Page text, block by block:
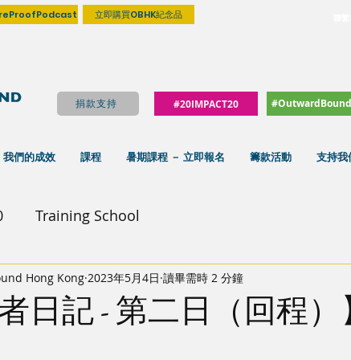
立即購買OBHK紀念品
捐款支持 #20IMPACT20
我們的成效 課程 暑期課程 － 立即報名 籌款活動 支持我
Training School
者日記 - 第二日（回程
Hong Kong 2023年5月4日 讀畢需時 2 分鐘